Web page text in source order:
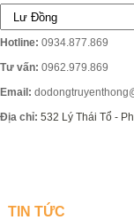
Hotline: 0934.877.869
Tư vấn: 0962.979.869
Email:
Địa chỉ: 532 Lý Thái Tổ -
TIN TỨC